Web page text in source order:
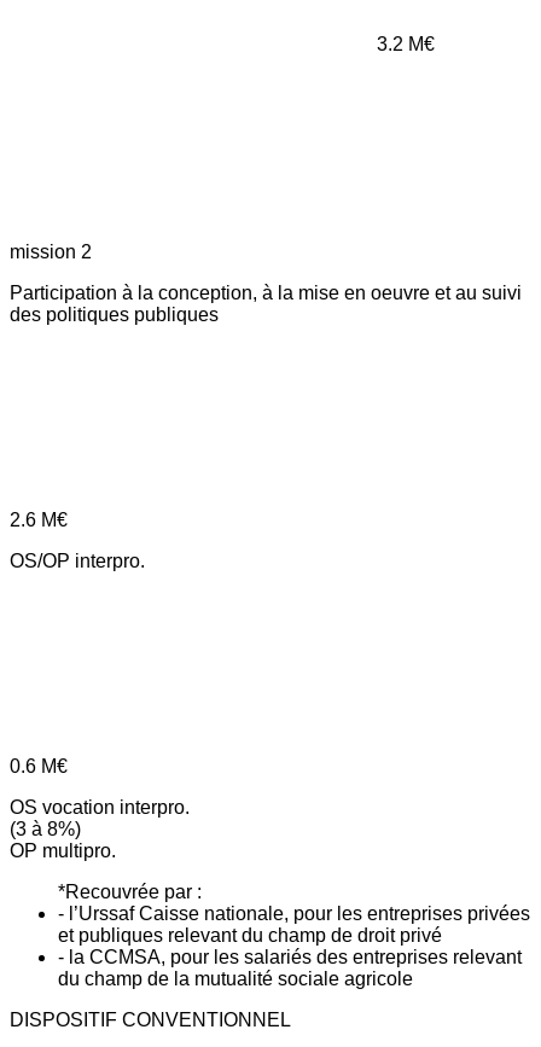
3.2 M€
mission 2
Participation à la conception, à la mise en oeuvre et au suivi
des politiques publiques
2.6 M€
OS/OP interpro.
0.6 M€
OS vocation interpro.
(3 à 8%)
OP multipro.
*Recouvrée par :
- l’Urssaf Caisse nationale, pour les entreprises privées
et publiques relevant du champ de droit privé
- la CCMSA, pour les salariés des entreprises relevant
du champ de la mutualité sociale agricole
DISPOSITIF CONVENTIONNEL